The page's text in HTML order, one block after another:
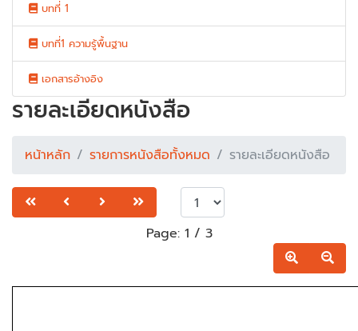
บทที่ 1
บทที่1 ความรู้พื้นฐาน
เอกสารอ้างอิง
รายละเอียดหนังสือ
หน้าหลัก รายการหนังสือทั้งหมด รายละเอียดหนังสือ
Page: 1 / 3